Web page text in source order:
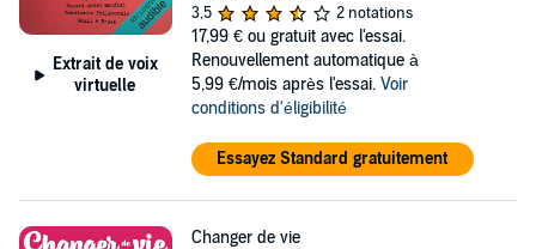
Extrait de voix
virtuelle
3,5
2 notations
17,99 € ou gratuit avec l'essai.
Renouvellement automatique à
5,99 €/mois après l'essai. Voir
conditions d'éligibilité
Essayez Standard gratuitement
Changer de vie